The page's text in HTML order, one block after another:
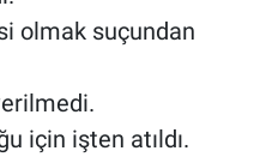
olmak suçundan
için işten atıldı.